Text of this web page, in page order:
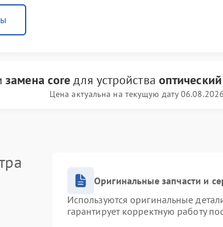
замена coreдля устройства
Цена актуальна на текущую дату 06.08.2026
Оригинальные запчасти и
Используются оригинальные
гарантирует корректную работу